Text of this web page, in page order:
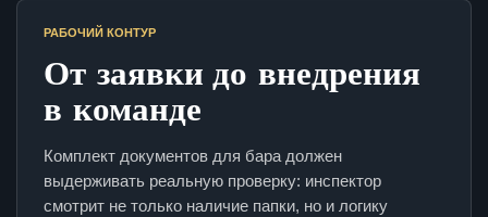
РАБОЧИЙ КОНТУР
От заявки до внедрения
в команде
Комплект документов для бара должен
выдерживать реальную проверку: инспектор
смотрит не только наличие папки, но и логику